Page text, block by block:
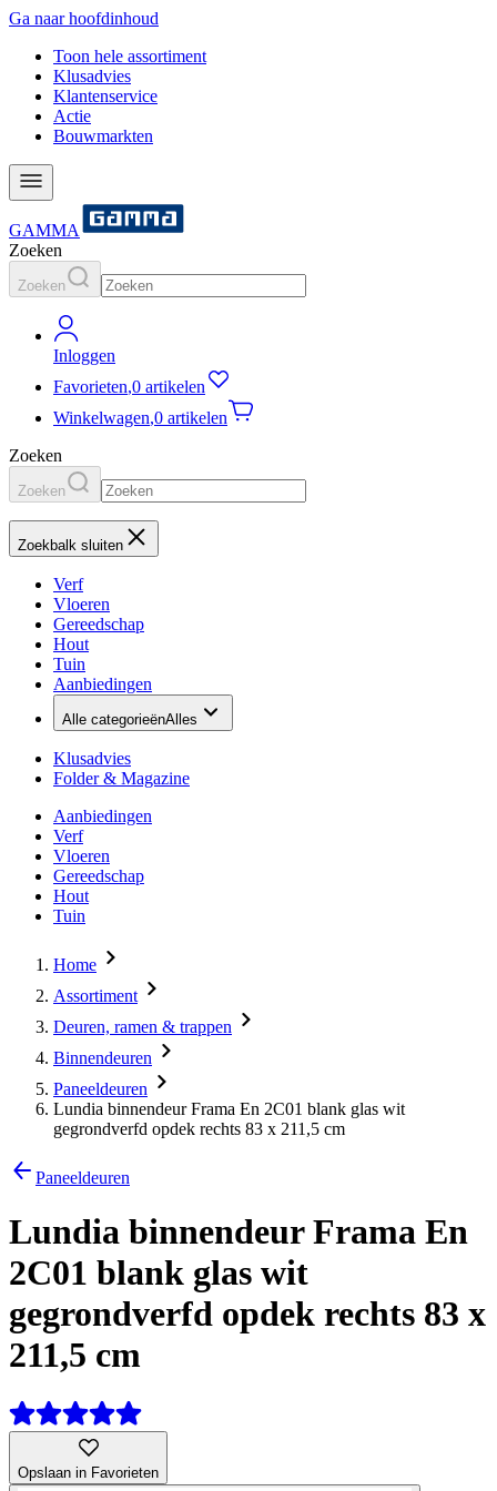
Ga naar hoofdinhoud
Toon hele assortiment
Klusadvies
Klantenservice
Actie
Bouwmarkten
GAMMA
Zoeken
Zoeken
Inloggen
Favorieten,0 artikelen
Winkelwagen,0 artikelen
Zoeken
Zoeken
Zoekbalk sluiten
Verf
Vloeren
Gereedschap
Hout
Tuin
Aanbiedingen
Alle categorieënAlles
Klusadvies
Folder & Magazine
Aanbiedingen
Verf
Vloeren
Gereedschap
Hout
Tuin
Home
Assortiment
Deuren, ramen & trappen
Binnendeuren
Paneeldeuren
Lundia binnendeur Frama En 2C01 blank glas wit
gegrondverfd opdek rechts 83 x 211,5 cm
Paneeldeuren
Lundia binnendeur Frama En
2C01 blank glas wit
gegrondverfd opdek rechts 83 x
211,5 cm
Opslaan in Favorieten